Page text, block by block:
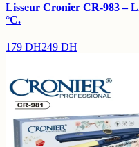
Lisseur Cronier CR-983 –
°C.
179 DH249 DH